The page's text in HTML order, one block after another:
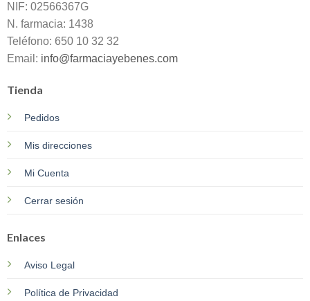
NIF: 02566367G
N. farmacia: 1438
Teléfono: 650 10 32 32
Email: info@farmaciayebenes.com
Tienda
Pedidos
Mis direcciones
Mi Cuenta
Cerrar sesión
Enlaces
Aviso Legal
Política de Privacidad